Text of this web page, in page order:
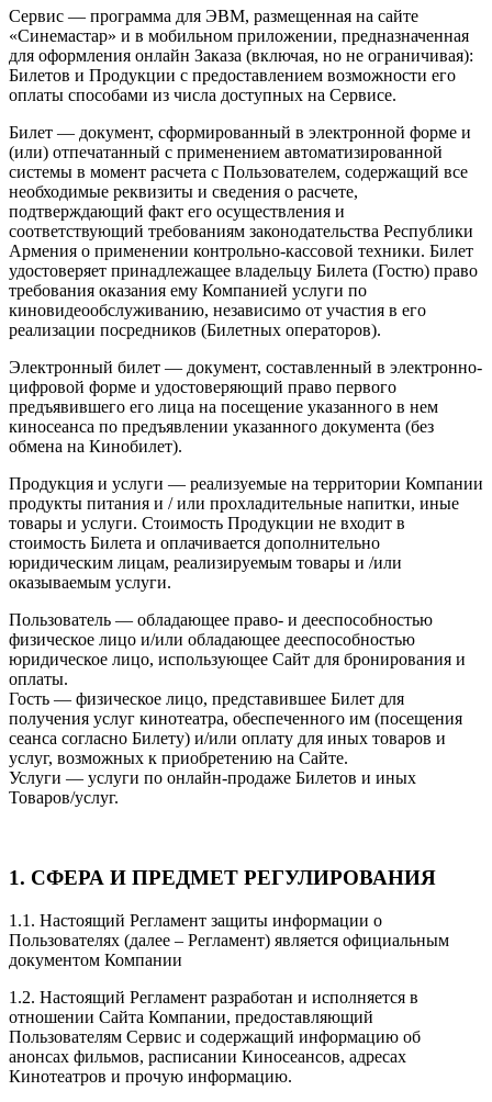
Сервис — программа для ЭВМ, размещенная на сайте
«Синемастар» и в мобильном приложении, предназначенная
для оформления онлайн Заказа (включая, но не ограничивая):
Билетов и Продукции с предоставлением возможности его
оплаты способами из числа доступных на Сервисе.
Билет — документ, сформированный в электронной форме и
(или) отпечатанный с применением автоматизированной
системы в момент расчета с Пользователем, содержащий все
необходимые реквизиты и сведения о расчете,
подтверждающий факт его осуществления и
соответствующий требованиям законодательства Республики
Армения о применении контрольно-кассовой техники. Билет
удостоверяет принадлежащее владельцу Билета (Гостю) право
требования оказания ему Компанией услуги по
киновидеообслуживанию, независимо от участия в его
реализации посредников (Билетных операторов).
Электронный билет — документ, составленный в электронно-
цифровой форме и удостоверяющий право первого
предъявившего его лица на посещение указанного в нем
киносеанса по предъявлении указанного документа (без
обмена на Кинобилет).
Продукция и услуги — реализуемые на территории Компании
продукты питания и / или прохладительные напитки, иные
товары и услуги. Стоимость Продукции не входит в
стоимость Билета и оплачивается дополнительно
юридическим лицам, реализируемым товары и /или
оказываемым услуги.
Пользователь — обладающее право- и дееспособностью
физическое лицо и/или обладающее дееспособностью
юридическое лицо, использующее Сайт для бронирования и
оплаты.
Гость — физическое лицо, представившее Билет для
получения услуг кинотеатра, обеспеченного им (посещения
сеанса согласно Билету) и/или оплату для иных товаров и
услуг, возможных к приобретению на Сайте.
Услуги — услуги по онлайн-продаже Билетов и иных
Товаров/услуг.
1. СФЕРА И ПРЕДМЕТ РЕГУЛИРОВАНИЯ
1.1. Настоящий Регламент защиты информации о
Пользователях (далее – Регламент) является официальным
документом Компании
1.2. Настоящий Регламент разработан и исполняется в
отношении Сайта Компании, предоставляющий
Пользователям Сервис и содержащий информацию об
анонсах фильмов, расписании Киносеансов, адресах
Кинотеатров и прочую информацию.